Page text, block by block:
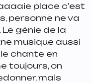
place c’est
personne ne va
génie de la
musique aussi
chante en
toujours, on
mais